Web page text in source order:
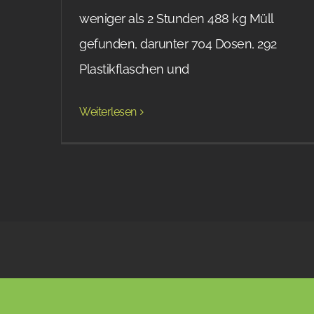
weniger als 2 Stunden 488 kg Müll
gefunden, darunter 704 Dosen, 292
Plastikflaschen und
Weiterlesen